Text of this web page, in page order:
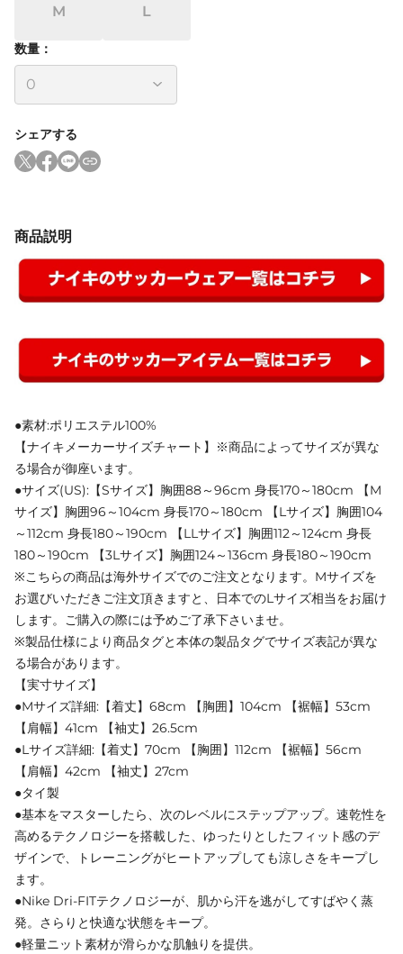
M L
数量：
シェアする
商品説明
●素材:ポリエステル100%
【ナイキメーカーサイズチャート】※商品によってサイズが異な
る場合が御座います。
●サイズ(US):【Sサイズ】胸囲88～96cm 身長170～180cm 【M
サイズ】胸囲96～104cm 身長170～180cm 【Lサイズ】胸囲104
～112cm 身長180～190cm 【LLサイズ】胸囲112～124cm 身長
180～190cm 【3Lサイズ】胸囲124～136cm 身長180～190cm
※こちらの商品は海外サイズでのご注文となります。Mサイズを
お選びいただきご注文頂きますと、日本でのLサイズ相当をお届け
します。ご購入の際には予めご了承下さいませ。
※製品仕様により商品タグと本体の製品タグでサイズ表記が異な
る場合があります。
【実寸サイズ】
●Mサイズ詳細:【着丈】68cm 【胸囲】104cm 【裾幅】53cm
【肩幅】41cm 【袖丈】26.5cm
●Lサイズ詳細:【着丈】70cm 【胸囲】112cm 【裾幅】56cm
【肩幅】42cm 【袖丈】27cm
●タイ製
●基本をマスターしたら、次のレベルにステップアップ。速乾性を
高めるテクノロジーを搭載した、ゆったりとしたフィット感のデ
ザインで、トレーニングがヒートアップしても涼しさをキープし
ます。
●Nike Dri-FITテクノロジーが、肌から汗を逃がしてすばやく蒸
発。さらりと快適な状態をキープ。
●軽量ニット素材が滑らかな肌触りを提供。